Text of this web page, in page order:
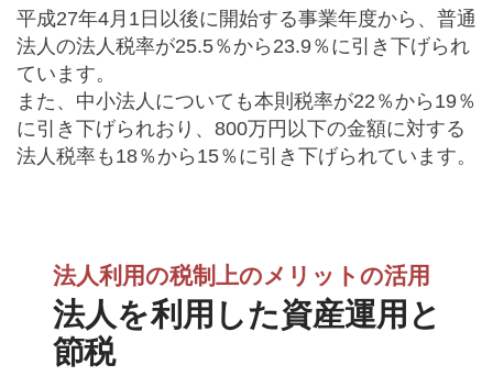
平成27年4月1日以後に開始する事業年度から、普通
法人の法人税率が25.5％から23.9％に引き下げられ
ています。
また、中小法人についても本則税率が22％から19％
に引き下げられおり、800万円以下の金額に対する
法人税率も18％から15％に引き下げられています。
法人利用の税制上のメリットの活用
法人を利用した資産運用と
節税